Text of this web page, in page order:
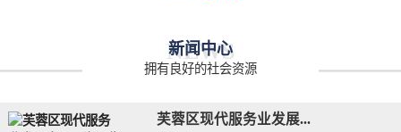
NEWS
新闻中心
拥有良好的社会资源
芙蓉区现代服务业发展...